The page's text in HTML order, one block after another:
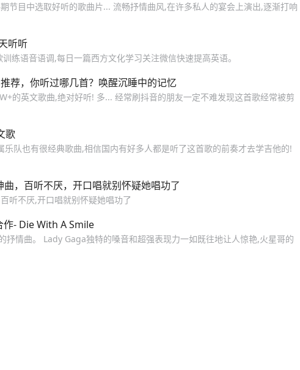
节目中选取好听的歌曲片... 流畅抒情曲风,在许多私人的宴会上演出,逐渐打响
听听
练语音语调,每日一篇西方文化学习关注微信快速提高英语。
荐，你听过哪几首？唤醒沉睡中的记忆
的英文歌曲,绝对好听! 多... 经常刷抖音的朋友一定不难发现这首歌经常被剪
歌
队也有很经典歌曲,相信国内有好多人都是听了这首歌的前奏才去学吉他的!
，百听不厌，开口唱就别怀疑她唱功了
听不厌,开口唱就别怀疑她唱功了
作- Die With A Smile
抒情曲。 Lady Gaga独特的嗓音和超强表现力一如既往地让人惊艳,火星哥的